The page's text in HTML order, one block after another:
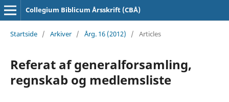
Collegium Biblicum Årsskrift (CBÅ)
Startside / Arkiver / Årg. 16 (2012) / Articles
Referat af generalforsamling,
regnskab og medlemsliste